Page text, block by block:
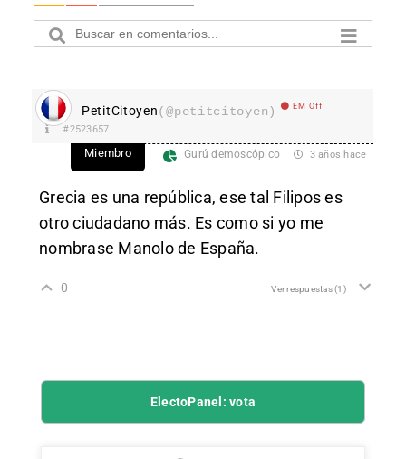
PetitCitoyen(@petitcitoyen) EM Off
#2523657
Miembro Gurú demoscópico 3 años hace
Grecia es una república, ese tal Filipos es
otro ciudadano más. Es como si yo me
nombrase Manolo de España.
0 Ver respuestas(1)
ElectoPanel: vota